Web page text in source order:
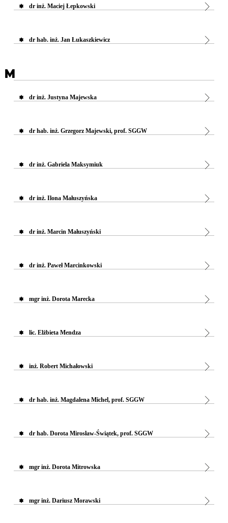
dr inż. Maciej Łepkowski
dr hab. inż. Jan Łukaszkiewicz
M
dr inż. Justyna Majewska
dr hab. inż. Grzegorz Majewski, prof. SGGW
dr inż. Gabriela Maksymiuk
dr inż. Ilona Małuszyńska
dr inż. Marcin Małuszyński
dr inż. Paweł Marcinkowski
mgr inż. Dorota Marecka
lic. Elżbieta Mendza
inż. Robert Michałowski
dr hab. inż. Magdalena Michel, prof. SGGW
dr hab. Dorota Mirosław-Świątek, prof. SGGW
mgr inż. Dorota Mitrowska
mgr inż. Dariusz Morawski